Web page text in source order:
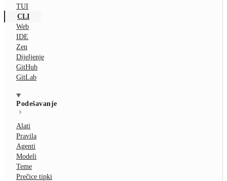
TUI
CLI
Web
IDE
Zen
Dijeljenje
GitHub
GitLab
Podešavanje
Alati
Pravila
Agenti
Modeli
Teme
Prečice tipki